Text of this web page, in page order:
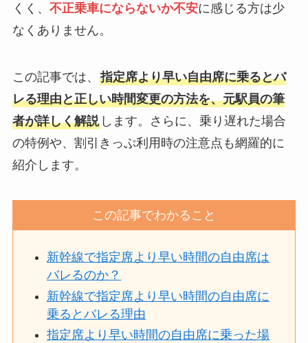
くく、 不正乗車にならないか不安に感じる方は少
なくありません。
この記事では、 指定席より早い自由席に乗るとバ
レる理由と正しい時間変更の方法を、元駅員の筆
者が詳しく解説します。さらに、乗り遅れた場合
の特例や、割引きっぷ利用時の注意点も網羅的に
紹介します。
この記事でわかること
新幹線で指定席より早い時間の自由席は
バレるのか？
新幹線で指定席より早い時間の自由席に
乗るとバレる理由
指定席より早い時間の自由席に乗った場